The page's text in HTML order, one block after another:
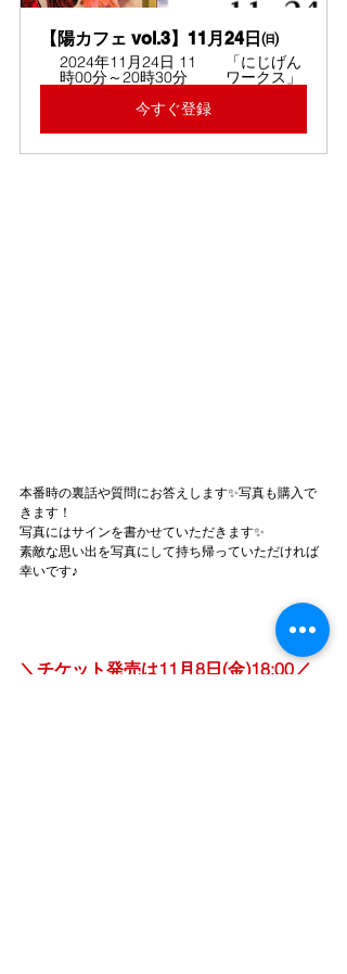
【陽カフェ vol.3】11月24日㈰
2024年11月24日 11
時00分～20時30分
「にじげん
ワークス」
今すぐ登録
本番時の裏話や質問にお答えします✨写真も購入で
きます！
写真にはサインを書かせていただきます✨
素敵な思い出を写真にして持ち帰っていただければ
幸いです♪
＼チケット発売は11月8日(金)18:00／